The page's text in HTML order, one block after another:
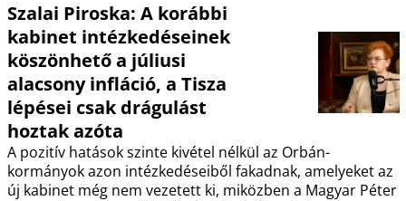
Szalai Piroska: A korábbi
kabinet intézkedéseinek
köszönhető a júliusi
alacsony infláció, a Tisza
lépései csak drágulást
hoztak azóta
A pozitív hatások szinte kivétel nélkül az Orbán-
kormányok azon intézkedéseiből fakadnak, amelyeket az
új kabinet még nem vezetett ki, miközben a Magyar Péter